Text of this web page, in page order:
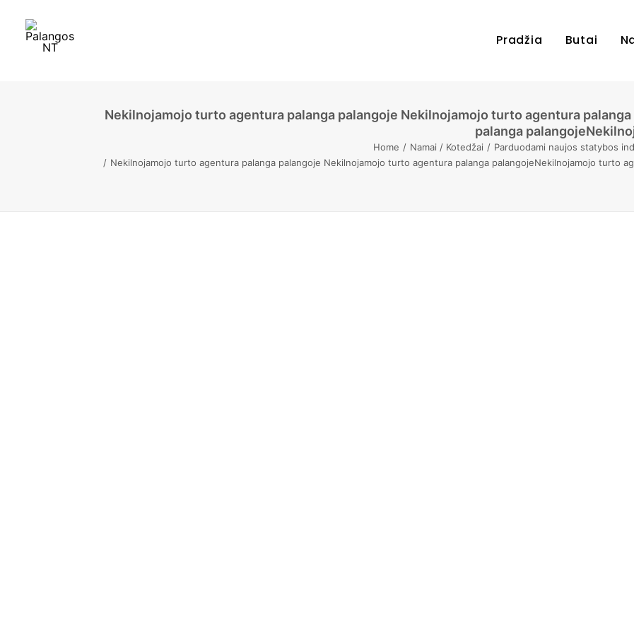
Pradžia Butai
Nekilnojamojo turto agentura palanga palangoje Nekilnojamojo turto agentura
palanga
Home Namai / Kotedžai
Parduodami naujos statybos
Nekilnojamojo turto agentura palanga palangoje Nekilnojamojo turto agentura palanga palangojeNekilnojamojo turto